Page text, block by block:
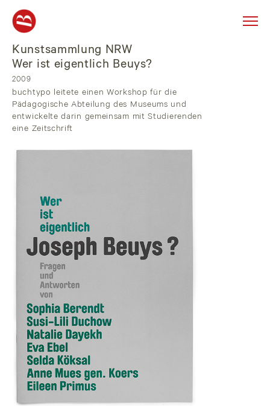
SkipKunstsammlung NRW
Wer ist eigentlich Beuys?
2009
buchtypo leitete einen Workshop für die
Pädagogische Abteilung des Museums und
entwickelte darin gemeinsam mit Studierenden
eine Zeitschrift